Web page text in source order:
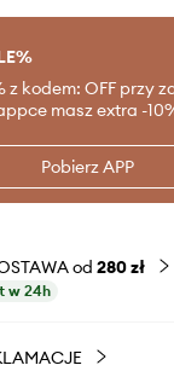
z kodem: OFF przy
masz extra -
Pobierz APP
od 280 zł
w 24h